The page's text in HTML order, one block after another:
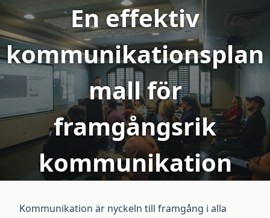
En effektiv
kommunikationsplan
mall för
framgångsrik
kommunikation
Kommunikation är nyckeln till framgång i alla